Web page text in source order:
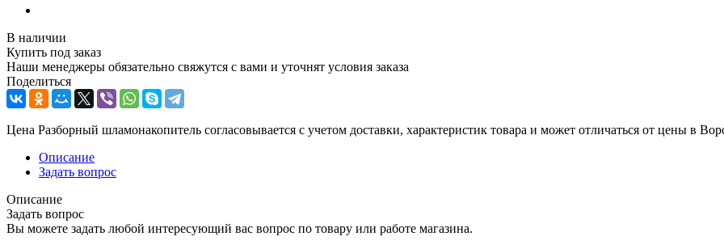
В наличии
Купить под заказ
Наши менеджеры обязательно свяжутся с вами и уточнят условия заказа
Поделиться
Цена Разборный шламонакопитель согласовывается с учетом доставки, характеристик товара и может отличаться от цены в
Описание
Задать вопрос
Описание
Задать вопрос
Вы можете задать любой интересующий вас вопрос по товару или работе магазина.